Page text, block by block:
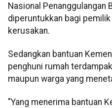
Nasional Penanggulangan
diperuntukkan bagi
kerusakan.
Sedangkan bantuan
penghuni rumah
maupun warga yang
"Yang menerima bantuan